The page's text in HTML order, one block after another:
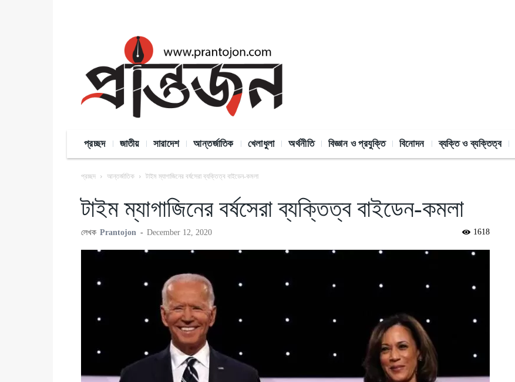
প্রচ্ছদ জাতীয় সারাদেশ আন্তর্জাতিক খেলাধুলা অর্থনীতি বিজ্ঞান ও প্রযুক্তি বিনোদন ব্যক্তি ও ব্যক্তিত্ব
প্রচ্ছদ আন্তর্জাতিক টাইম ম্যাগাজিনের বর্ষসেরা ব্যক্তিত্ব বাইডেন-কমলা
টাইম ম্যাগাজিনের বর্ষসেরা ব্যক্তিত্ব বাইডেন-কমলা
লেখক Prantojon - December 12, 2020 1618